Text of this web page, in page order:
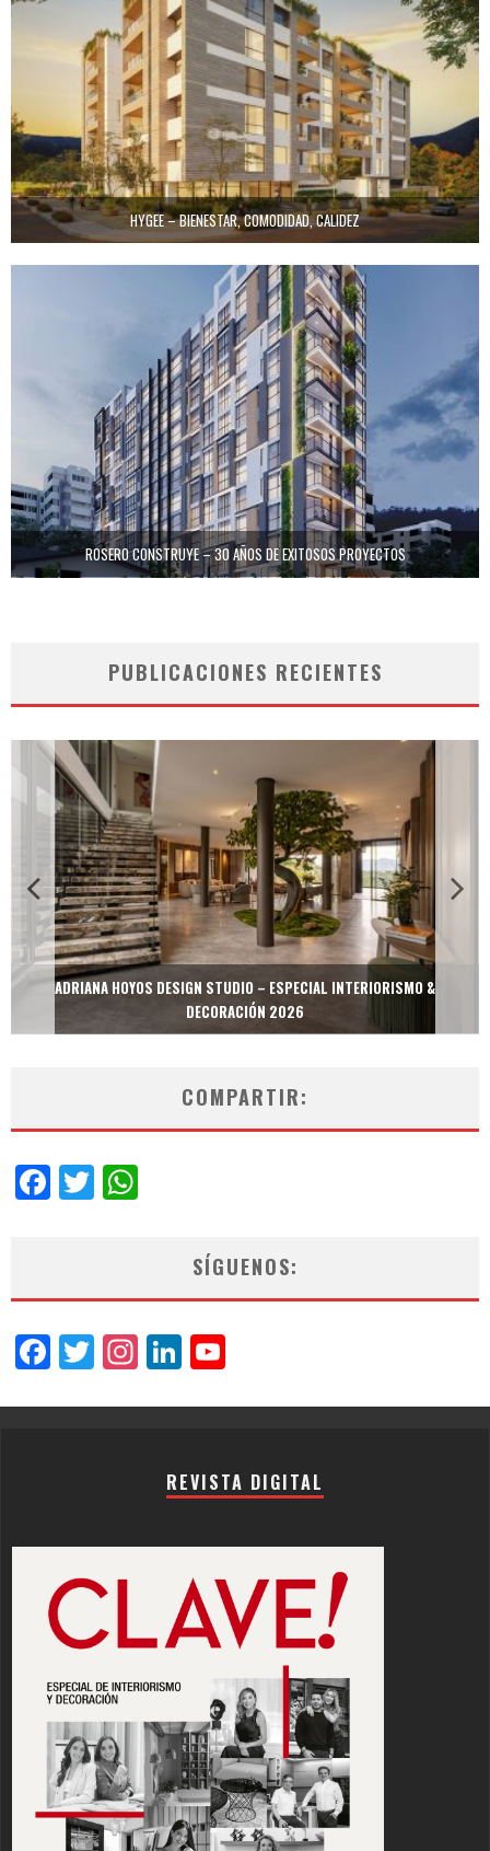
HYGEE – BIENESTAR, COMODIDAD, CALIDEZ
ROSERO CONSTRUYE – 30 AÑOS DE EXITOSOS PROYECTOS
PUBLICACIONES RECIENTES
MULTIOFICINAS / AMOBLARE / TREZE – ESPECIAL
DECORACIÓN 2026
COMPARTIR:
Facebook
Twitter
SÍGUENOS:
Facebook
Twitter
Instagram
LinkedIn
REVISTA DIGITAL